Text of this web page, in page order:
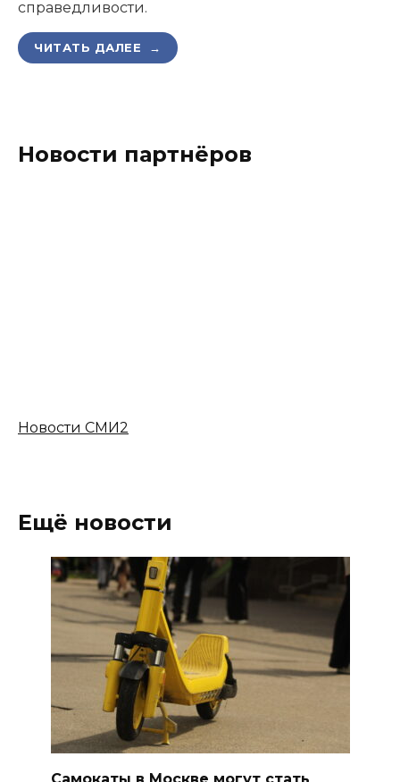
справедливости.
ЧИТАТЬ ДАЛЕЕ →
Новости партнёров
Новости СМИ2
Ещё новости
Самокаты в Москве могут стать